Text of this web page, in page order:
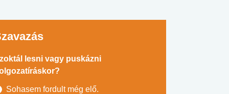
lesni vagy puskázni
Sohasem fordult még elő.